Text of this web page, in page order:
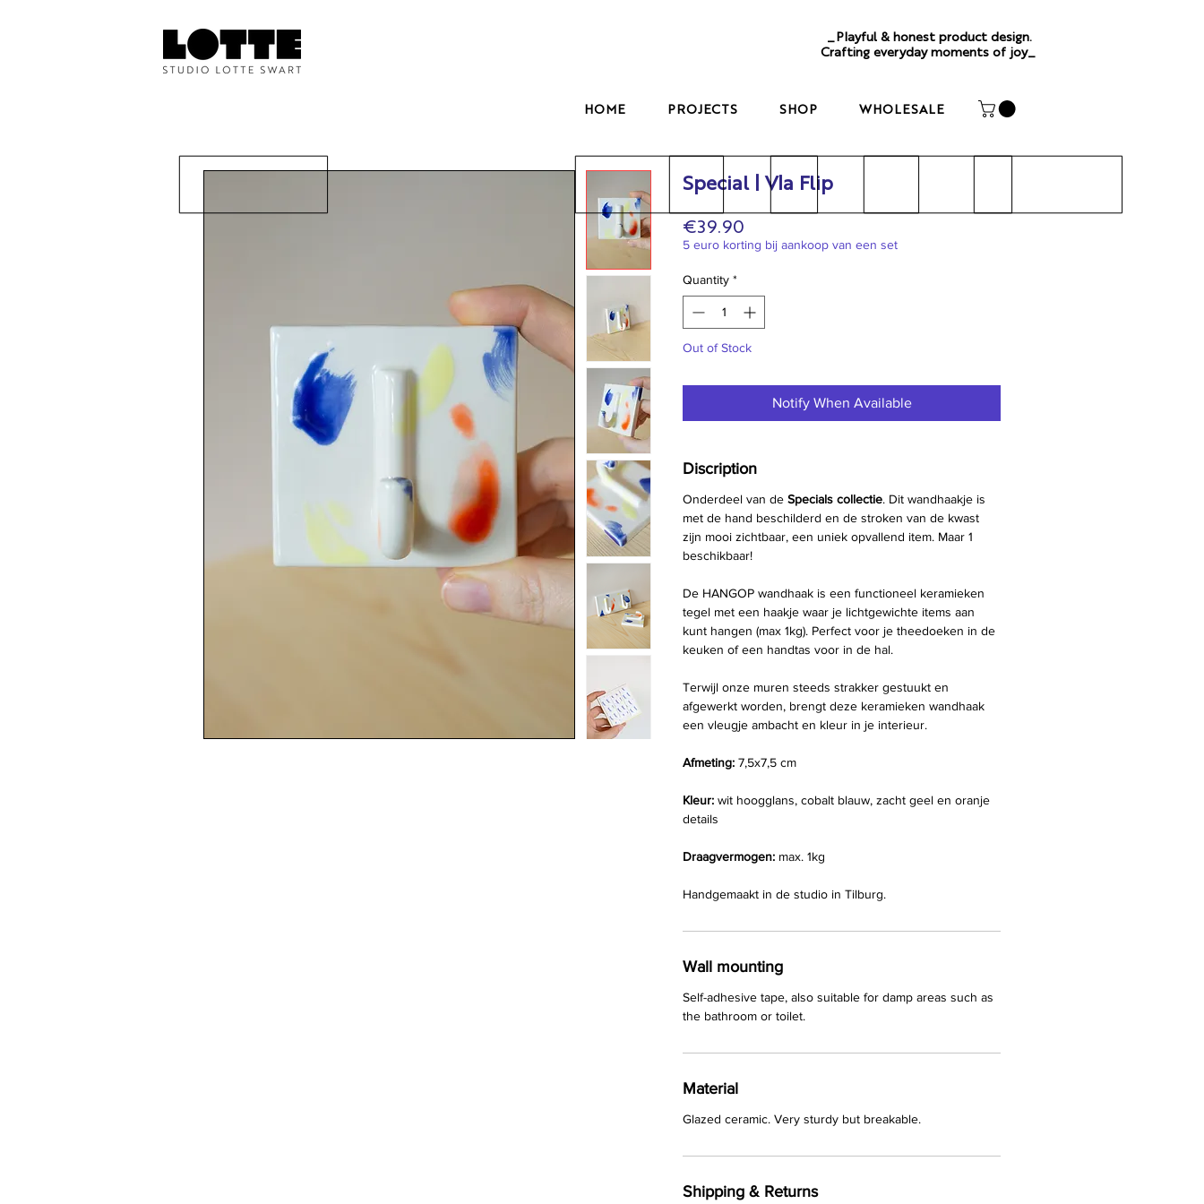
_Playful & honest product design.
Crafting everyday moments of joy_
HOME PROJECTS SHOP WHOLESALE
Special | Vla Flip
€39.90
5 euro korting bij aankoop van een set
Quantity *
Out of Stock
Notify When Available
Discription
Onderdeel van de Specials collectie. Dit wandhaakje is
met de hand beschilderd en de stroken van de kwast
zijn mooi zichtbaar, een uniek opvallend item. Maar 1
beschikbaar!
De HANGOP wandhaak is een functioneel keramieken
tegel met een haakje waar je lichtgewichte items aan
kunt hangen (max 1kg). Perfect voor je theedoeken in de
keuken of een handtas voor in de hal.
Terwijl onze muren steeds strakker gestuukt en
afgewerkt worden, brengt deze keramieken wandhaak
een vleugje ambacht en kleur in je interieur.
Afmeting: 7,5x7,5 cm
Kleur: wit hoogglans, cobalt blauw, zacht geel en oranje
details
Draagvermogen: max. 1kg
Handgemaakt in de studio in Tilburg.
Wall mounting
Self-adhesive tape, also suitable for damp areas such as
the bathroom or toilet.
Material
Glazed ceramic. Very sturdy but breakable.
Shipping & Returns